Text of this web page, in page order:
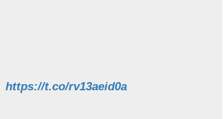
https://t.co/rv13aeid0a